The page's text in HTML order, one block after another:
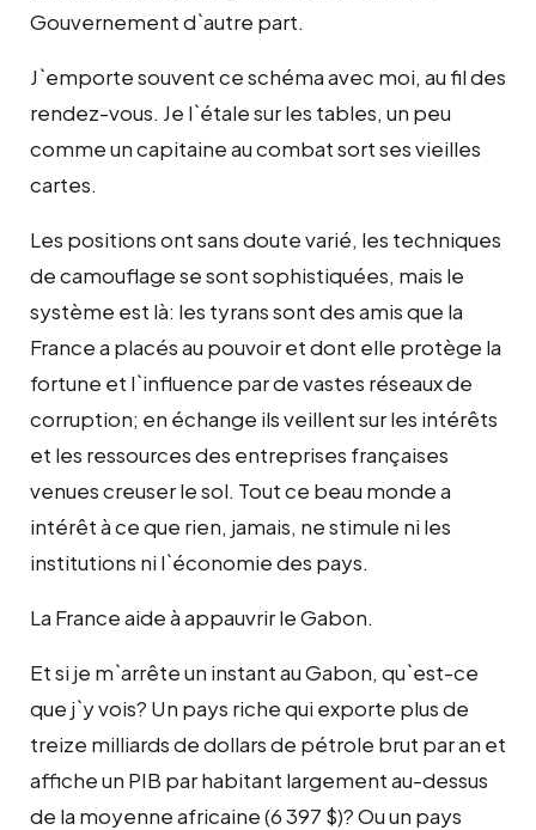
Gouvernement d`autre part.
J`emporte souvent ce schéma avec moi, au fil des
rendez-vous. Je l`étale sur les tables, un peu
comme un capitaine au combat sort ses vieilles
cartes.
Les positions ont sans doute varié, les techniques
de camouflage se sont sophistiquées, mais le
système est là: les tyrans sont des amis que la
France a placés au pouvoir et dont elle protège la
fortune et l`influence par de vastes réseaux de
corruption; en échange ils veillent sur les intérêts
et les ressources des entreprises françaises
venues creuser le sol. Tout ce beau monde a
intérêt à ce que rien, jamais, ne stimule ni les
institutions ni l`économie des pays.
La France aide à appauvrir le Gabon.
Et si je m`arrête un instant au Gabon, qu`est-ce
que j`y vois? Un pays riche qui exporte plus de
treize milliards de dollars de pétrole brut par an et
affiche un PIB par habitant largement au-dessus
de la moyenne africaine (6 397 $)? Ou un pays